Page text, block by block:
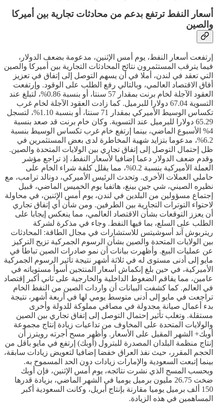
أسعار النفط ترتفع بدعم من محادثات تجارية بين أميركا
والصين
إرتفعت أسعار النفط، يوم أمس الإثنين، مدعومة بضعف الدولار،
فيما يترقب المستثمرون نتائج المحادثات التجارية بين أميركا والصين
التي تعقد في لندن، أملا في أن يسهم التوصل إلى إتفاق في تعزيز
أفاق الاقتصاد العالمي، وبالتالي رفع الطلب على الوقود. وإرتفعت
العقود الآجلة لخام برنت بمقدار 57 سنتا، أو بنسبة 0.86%، لتبلغ عند
التسوية 67.04 دولارا للبرميل. كما زادت العقود الآجلة لخام غرب
تكساس الوسيط الأميركي بمقدار 71 سنتا، أو بنسبة 1.10%، لتسجل
65.29 دولارا للبرميل عند التسوية. وكان خام برنت قد صعد بنسبة
4% الأسبوع الماضي، بينما إرتفع خام غرب تكساس الوسيط بنسبة
6.2%، مدعوما بتزايد شهية المخاطرة لدى بعض المستثمرين في
ظل إحتمال التوصل إلى إتفاق تجاري بين الولايات المتحدة والصين.
وقدم ضعف الدولار دعما إضافيا لأسعار النفط، إذ تراجع مؤشر
العملة الأميركية بنسبة 0.2%، مما يقلل كلفة شراء الخام على
حاملي العملات الأخرى. وتحدث الرئيس الأميركي، دونالد ترامب، مع
نظيره الصيني، شي جين بينغ، هاتفيا يوم الخميس الماضي، قبيل
إجتماع مسؤولين من البلدين في لندن، يوم أمس الإثنين، في محاولة
لاحتواء التوترات التجارية بين الطرفين. ومن شأن أي إتفاق تجاري
أن يعزز التوقعات بشأن الاقتصاد العالمي، مما ينعكس إيجابا على
الطلب على السلع، بما فيها النفط. وجاء في مذكرة لشركة
ريتربوش آند أسوشيتس للاستشارات في مجال الطاقة: المحادثات
بين الولايات المتحدة والصين بشأن الرسوم الجمركية تزيح التركيز
عن عمليات البيع. وأظهرت بيانات أن نمو صادرات الصين تباطأ في
مايو إلى أدنى مستوى له في ثلاثة أشهر نتيجة تأثير الرسوم الجمركية
الأميركية، في حين بلغ إنكماش أسعار المنتجين أسوأ مستوياته في
عامين، مما يفاقم الضغوط الداخلية والخارجية على ثاني أكبر إقتصاد
في العالم. كما كشفت البيانات أن واردات الصين من النفط الخام
تراجعت في مايو إلى أدنى متوسط يومي لها في أربعة أشهر، نتيجة
بدء أعمال صيانة مجدولة في مصافي مملوكة للدولة وأخرى
مستقلة. وتغلب تأثير إحتمال التوصل إلى إتفاق تجاري بين الصين
والولايات المتحدة على المخاوف من تداعيات زيادة إنتاج مجموعة
أوبك+ الشهر المقبل على الأسعار. وأظهر مسح أجرته رويترز أن
إنتاج منظمة البلدان المصدرة للبترول (أوبك) إرتفع في مايو بأقل من
الحجم المقرر، حيث نفذ العراق خفضا إضافيا لتعويض زيادات سابقة،
بينما إتبعت السعودية والإمارات زيادات دون الحد المسموح به.
وبحسب المسح الذي نشرت نتائجه، يوم أمس الإثنين، فإن أوبك
ضخت 26.75 مليون برميل يوميا في الشهر الماضي، بزيادة قدرها
150 ألف برميل يوميا مقارنة بإنتاج أبريل، وكانت السعودية أكبر
المساهمين في هذه الزيادة.